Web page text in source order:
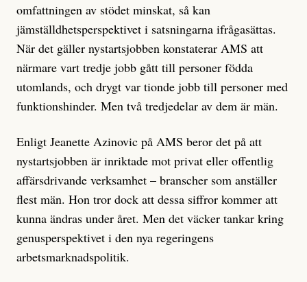
omfattningen av stödet minskat, så kan
jämställdhetsperspektivet i satsningarna ifrågasättas.
När det gäller nystartsjobben konstaterar AMS att
närmare vart tredje jobb gått till personer födda
utomlands, och drygt var tionde jobb till personer med
funktionshinder. Men två tredjedelar av dem är män.
Enligt Jeanette Azinovic på AMS beror det på att
nystartsjobben är inriktade mot privat eller offentlig
affärsdrivande verksamhet – branscher som anställer
flest män. Hon tror dock att dessa siffror kommer att
kunna ändras under året. Men det väcker tankar kring
genusperspektivet i den nya regeringens
arbetsmarknadspolitik.